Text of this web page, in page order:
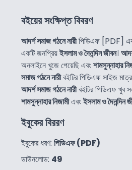
বইয়ের সংক্ষিপ্ত বিবরণ
আদর্শ সমাজ গঠনে নারীপিডিএফ [PDF]
একটি জনপ্রিয়ইসলাম ও দৈনন্দিন জীবন।
অনলাইনে খুজে পেয়েছি এবংশামসুন্নাহার
সমাজ গঠনে নারীবইটির পিডিএফ সাইজ মাত্র
আদর্শ সমাজ গঠনে নারীবইটির পিডিএফ খুব
শামসুন্নাহার নিজামীএবংইসলাম ও দৈনন্দিন
ইবুকের বিররণ
ইবুকের ধরণ: পিডিএফ (PDF)
ডাউনলোড: 49